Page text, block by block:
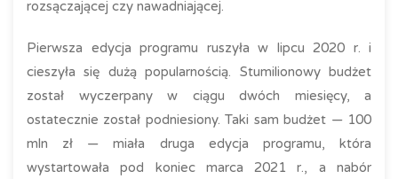
rozsączającej czy nawadniającej.
Pierwsza edycja programu ruszyła w lipcu 2020 r. i
cieszyła się dużą popularnością. Stumilionowy budżet
został wyczerpany w ciągu dwóch miesięcy, a
ostatecznie został podniesiony. Taki sam budżet — 100
mln zł — miała druga edycja programu, która
wystartowała pod koniec marca 2021 r., a nabór